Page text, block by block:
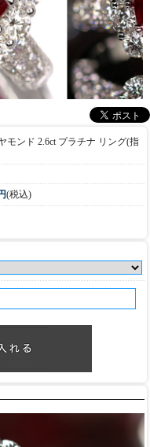
モンド 2.6ct プラチナ リング(指
(税込)